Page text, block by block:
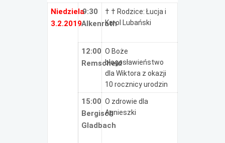
Niedziela
3.2.2019
9:30
Alkenrath
† † Rodzice: Łucja i
Karol Lubański
12:00
Remscheid
O Boże
błogosławieństwo
dla Wiktora z okazji
10 rocznicy urodzin
15:00
Bergisch
Gladbach
O zdrowie dla
Agnieszki